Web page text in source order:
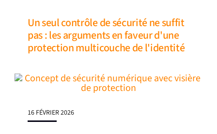
Un seul contrôle de sécurité ne suffit
pas : les arguments en faveur d'une
protection multicouche de l'identité
16 FÉVRIER 2026